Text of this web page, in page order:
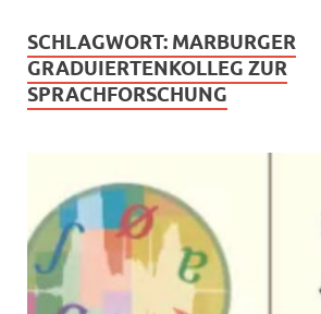
SCHLAGWORT: MARBURGER
GRADUIERTENKOLLEG ZUR
SPRACHFORSCHUNG